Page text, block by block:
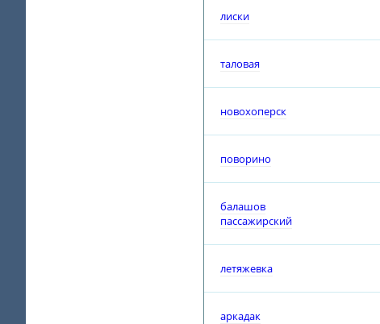
лиски
таловая
новохоперск
поворино
балашов
пассажирский
летяжевка
аркадак